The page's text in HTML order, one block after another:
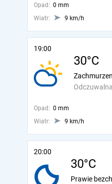
Opad: 0 mm
Wiatr:
9 km/h
19:00
30°C
Odczuwalna
Opad: 0 mm
Wiatr:
9 km/h
20:00
30°C
Prawie